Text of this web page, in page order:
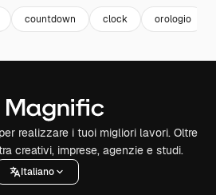
countdown clock orologio
realizzare i tuoi migliori lavori. Oltre
creativi, imprese, agenzie e studi.
Italiano